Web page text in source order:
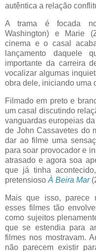
autêntica a relação
A trama é focada
Washington) e Marie
cinema e o casal
lançamento daquele
importante da carreira
vocalizar algumas
obra dele, iniciando uma
Filmado em preto e
um casal discutindo
vanguardas europeias
de John Cassavetes do
dar ao filme uma
para soar provocador e
atrasado e agora soa
que já tinha
pretensioso À Beira Mar
Mais que isso, parece
esses filmes tão
como sujeitos
que se estendia para
filmes nos mostravam.
não parecem existir